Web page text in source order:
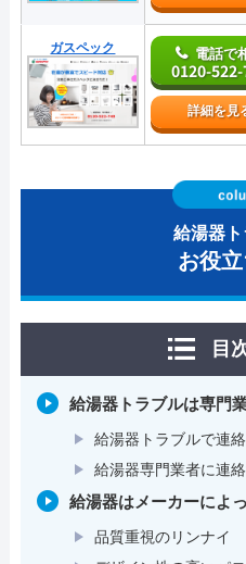
ガスペック 電話で
0120-
詳細を見
給湯器
お役
目
給湯器トラブルは専門
給湯器トラブルで連
給湯器専門業者に連
給湯器はメーカーによ
品質重視のリンナイ